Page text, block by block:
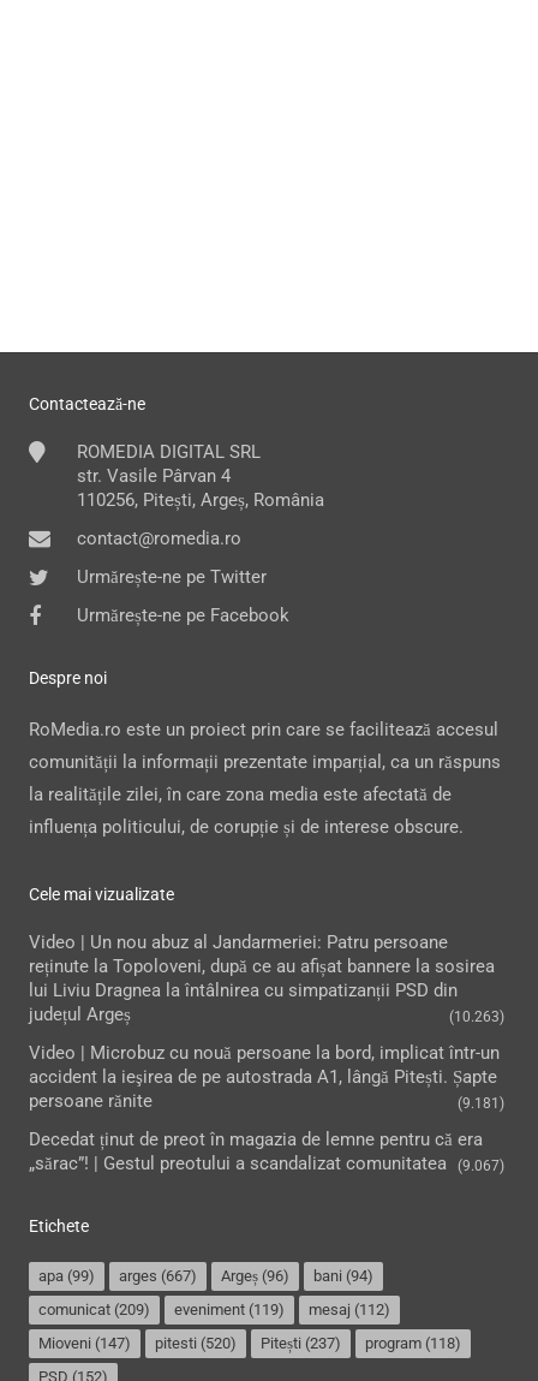
Contactează-ne
ROMEDIA DIGITAL SRL
str. Vasile Pârvan 4
110256, Pitești, Argeș, România
contact@romedia.ro
Urmărește-ne pe Twitter
Urmărește-ne pe Facebook
Despre noi
RoMedia.ro este un proiect prin care se facilitează accesul
comunității la informații prezentate imparțial, ca un răspuns
la realitățile zilei, în care zona media este afectată de
influența politicului, de corupție și de interese obscure.
Cele mai vizualizate
Video | Un nou abuz al Jandarmeriei: Patru persoane
reținute la Topoloveni, după ce au afișat bannere la sosirea
lui Liviu Dragnea la întâlnirea cu simpatizanții PSD din
județul Argeș
(10.263)
Video | Microbuz cu nouă persoane la bord, implicat într-un
accident la ieşirea de pe autostrada A1, lângă Pitești. Șapte
persoane rănite
(9.181)
Decedat ținut de preot în magazia de lemne pentru că era
„sărac”! | Gestul preotului a scandalizat comunitatea
(9.067)
Etichete
apa (99) arges (667) Argeș (96) bani (94)
comunicat (209) eveniment (119) mesaj (112)
Mioveni (147) pitesti (520) Pitești (237) program (118)
PSD (152)